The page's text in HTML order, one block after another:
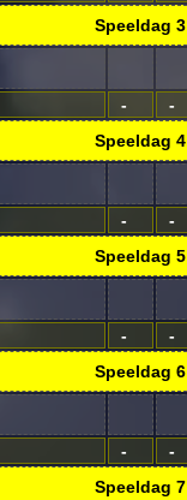
Speeldag 3
- -
Speeldag 4
- -
Speeldag 5
- -
Speeldag 6
- -
Speeldag 7